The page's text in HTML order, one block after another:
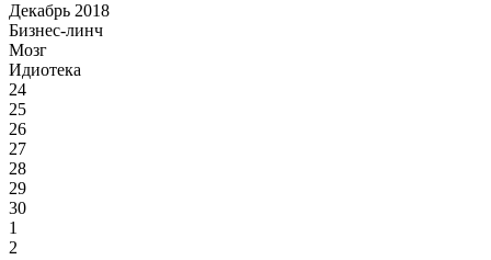
Декабрь 2018
Бизнес-линч
Мозг
Идиотека
24
25
26
27
28
29
30
1
2